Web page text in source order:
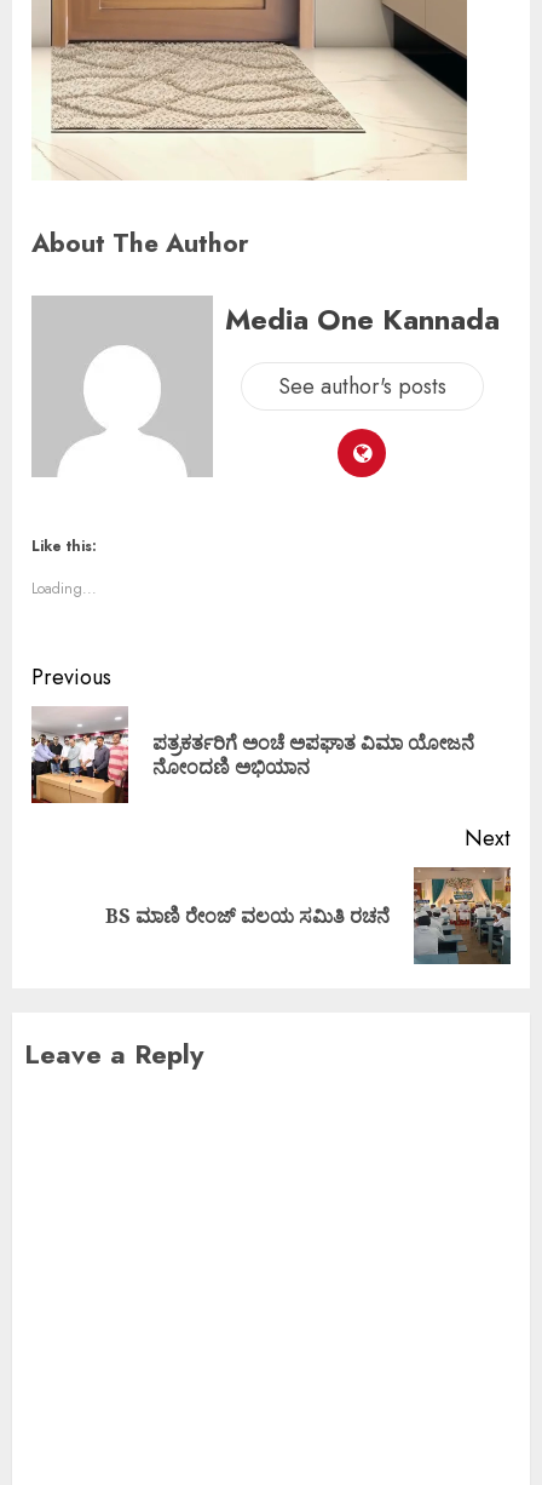
About The Author
Media One Kannada
See author's posts
Like this:
Loading...
Previous
ಪತ್ರಕರ್ತರಿಗೆ ಅಂಚೆ ಅಪಘಾತ ವಿಮಾ ಯೋಜನೆ
ನೋಂದಣಿ ಅಭಿಯಾನ
Next
BS ಮಾಣಿ ರೇಂಜ್ ವಲಯ ಸಮಿತಿ ರಚನೆ
Leave a Reply